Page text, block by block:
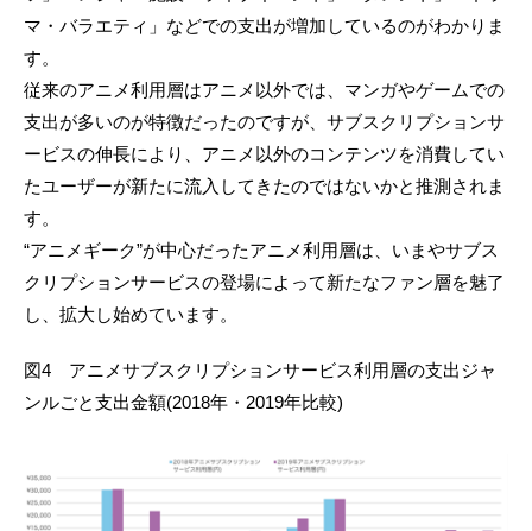
マ・バラエティ」などでの支出が増加しているのがわかりま
す。
従来のアニメ利用層はアニメ以外では、マンガやゲームでの
支出が多いのが特徴だったのですが、サブスクリプションサ
ービスの伸長により、アニメ以外のコンテンツを消費してい
たユーザーが新たに流入してきたのではないかと推測されま
す。
“アニメギーク”が中心だったアニメ利用層は、いまやサブス
クリプションサービスの登場によって新たなファン層を魅了
し、拡大し始めています。
図4 アニメサブスクリプションサービス利用層の支出ジャ
ンルごと支出金額(2018年・2019年比較)